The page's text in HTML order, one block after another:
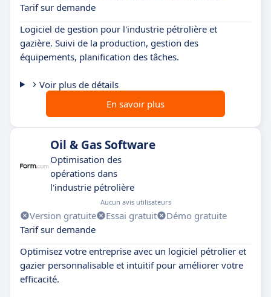
Tarif sur demande
Logiciel de gestion pour l'industrie pétrolière et
gazière. Suivi de la production, gestion des
équipements, planification des tâches.
Voir plus de détails
En savoir plus
Oil & Gas Software
Optimisation des
opérations dans
l'industrie pétrolière
Aucun avis utilisateurs
Version gratuite Essai gratuit
Démo gratuite
Tarif sur demande
Optimisez votre entreprise avec un logiciel pétrolier et
gazier personnalisable et intuitif pour améliorer votre
efficacité.